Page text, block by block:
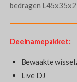
bedragen
Deelnamepakket:
Bewaakte
Live DJ